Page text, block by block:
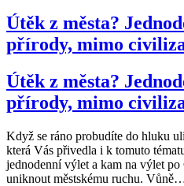
Útěk z města?
přírody, mimo
Útěk z města?
přírody, mimo
Když se ráno probudíte do hluku
která Vás přivedla i k tomuto
jednodenní výlet a kam na výlet
uniknout městskému ruchu. Vůně